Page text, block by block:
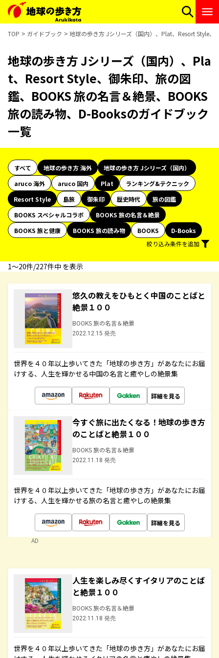
TOP ガイドブック 地球の歩き方 Jシリーズ（国内）、Plat、Resort Style
地球の歩き方 Jシリーズ（国内）、Pla
t、Resort Style、御朱印、旅の図
鑑、BOOKS 旅の名言＆絶景、BOOKS
旅の読み物、D-Booksのガイドブック
一覧
すべて 地球の歩き方 海外
地球の歩き方 Jシリーズ（国内）
aruco 海外
aruco 国内 Plat
ランキング&テクニック
Resort Style
島旅 御朱印 歴史時代
旅の図鑑
BOOKS スペシャルコラボ
BOOKS 旅の名言＆絶景
BOOKS 旅と健康
BOOKS 旅の読み物 BOOKS
D-Books
絞り込み条件を追加
1〜20件/227件中 を表示
悠久の教えをひもとく中国のことばと
絶景１００
BOOKS 旅の名言＆絶景
2022.12.15 発売
世界を４０年以上歩いてきた「地球の歩き方」があなたにお届
けする、人生を輝かせる中国の名言と癒やしの絶景集
詳細を見る
今すぐ旅に出たくなる！地球の歩き方
のことばと絶景１００
BOOKS 旅の名言＆絶景
2022.11.18 発売
世界を４０年以上歩いてきた「地球の歩き方」があなたにお届
けする、人生を輝かせる旅の名言と癒やしの絶景集
詳細を見る
AD
人生を楽しみ尽くすイタリアのことば
と絶景１００
BOOKS 旅の名言＆絶景
2022.11.18 発売
世界を４０年以上歩いてきた「地球の歩き方」があなたにお届